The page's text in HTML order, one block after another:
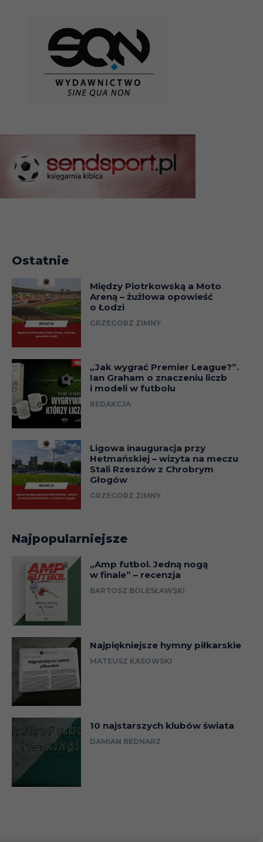
Ostatnie
Między Piotrkowską a Moto
Areną – żużlowa opowieść
o Łodzi
GRZEGORZ ZIMNY
„Jak wygrać Premier League?”.
Ian Graham o znaczeniu liczb
i modeli w futbolu
REDAKCJA
Ligowa inauguracja przy
Hetmańskiej – wizyta na meczu
Stali Rzeszów z Chrobrym
Głogów
GRZEGORZ ZIMNY
Najpopularniejsze
„Amp futbol. Jedną nogą
w finale” – recenzja
BARTOSZ BOLESŁAWSKI
Najpiękniejsze hymny piłkarskie
MATEUSZ KASOWSKI
10 najstarszych klubów świata
DAMIAN BEDNARZ